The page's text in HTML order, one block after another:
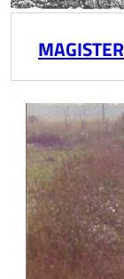
MAGISTER